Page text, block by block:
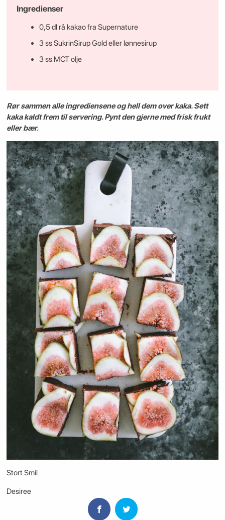
Ingredienser
0,5 dl rå kakao fra Supernature
3 ss SukrinSirup Gold eller lønnesirup
3 ss MCT olje
Rør sammen alle ingrediensene og hell dem over kaka. Sett
kaka kaldt frem til servering. Pynt den gjerne med frisk frukt
eller bær.
Stort Smil
Desiree